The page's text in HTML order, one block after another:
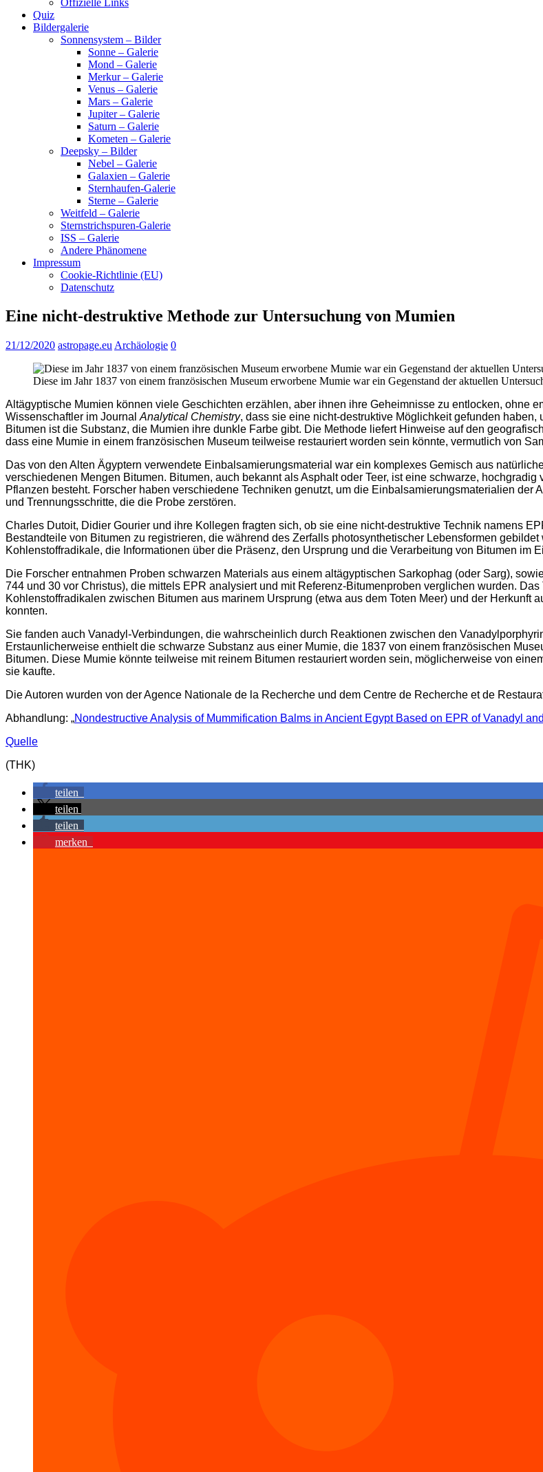
Quiz
Bildergalerie
Sonnensystem – Bilder
Sonne – Galerie
Mond – Galerie
Merkur – Galerie
Venus – Galerie
Mars – Galerie
Jupiter – Galerie
Saturn – Galerie
Kometen – Galerie
Deepsky – Bilder
Nebel – Galerie
Galaxien – Galerie
Sternhaufen-Galerie
Sterne – Galerie
Weitfeld – Galerie
Sternstrichspuren-Galerie
ISS – Galerie
Andere Phänomene
Impressum
Cookie-Richtlinie (EU)
Datenschutz
Eine nicht-destruktive Methode zur Untersuchung von Mumien
21/12/2020 astropage.eu Archäologie 0
Diese im Jahr 1837 von einem französischen Museum erworbene Mumie war ein Gegenstand der aktuellen
Altägyptische Mumien können viele Geschichten erzählen, aber ihnen ihre Geheimnisse zu entlocken, ohne
Wissenschaftler im Journal Analytical Chemistry, dass sie eine nicht-destruktive Möglichkeit gefunden
Bitumen ist die Substanz, die Mumien ihre dunkle Farbe gibt. Die Methode liefert Hinweise auf den
dass eine Mumie in einem französischen Museum teilweise restauriert worden sein könnte, vermutlich von
Das von den Alten Ägyptern verwendete Einbalsamierungsmaterial war ein komplexes Gemisch aus
verschiedenen Mengen Bitumen. Bitumen, auch bekannt als Asphalt oder Teer, ist eine schwarze,
Pflanzen besteht. Forscher haben verschiedene Techniken genutzt, um die Einbalsamierungsmaterialien
und Trennungsschritte, die die Probe zerstören.
Charles Dutoit, Didier Gourier und ihre Kollegen fragten sich, ob sie eine nicht-destruktive Technik namens
Bestandteile von Bitumen zu registrieren, die während des Zerfalls photosynthetischer Lebensformen
Kohlenstoffradikale, die Informationen über die Präsenz, den Ursprung und die Verarbeitung von Bitumen im
Die Forscher entnahmen Proben schwarzen Materials aus einem altägyptischen Sarkophag (oder Sarg),
744 und 30 vor Christus), die mittels EPR analysiert und mit Referenz-Bitumenproben verglichen wurden.
Kohlenstoffradikalen zwischen Bitumen aus marinem Ursprung (etwa aus dem Toten Meer) und der
konnten.
Sie fanden auch Vanadyl-Verbindungen, die wahrscheinlich durch Reaktionen zwischen den
Erstaunlicherweise enthielt die schwarze Substanz aus einer Mumie, die 1837 von einem französischen
Bitumen. Diese Mumie könnte teilweise mit reinem Bitumen restauriert worden sein, möglicherweise von
sie kaufte.
Die Autoren wurden von der Agence Nationale de la Recherche und dem Centre de Recherche et de
Abhandlung: „Nondestructive Analysis of Mummification Balms in Ancient Egypt Based on EPR of Vanadyl
Quelle
(THK)
teilen
teilen
teilen
merken